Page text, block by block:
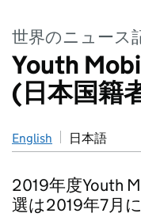
世界のニュース
Youth
(日本国籍
English 日本語
2019年度Youth
選は2019年7月